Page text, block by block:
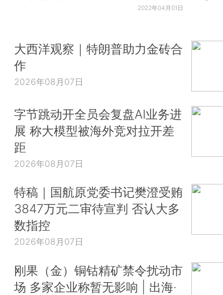
2022年04月01日
大西洋观察｜特朗普助力金砖合
作
2026年08月07日
字节跳动开全员会复盘AI业务进
展 称大模型被海外竞对拉开差
距
2026年08月07日
特稿｜国航原党委书记樊澄受贿
3847万元二审待宣判 否认大多
数指控
2026年08月07日
刚果（金）铜钴精矿禁令扰动市
场 多家企业称暂无影响 | 出海·